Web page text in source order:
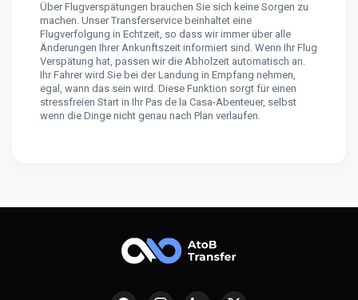
Über Flugverspätungen brauchen Sie sich keine Sorgen zu
machen. Unser Transferservice beinhaltet eine
Flugverfolgung in Echtzeit, so dass wir immer über alle
Änderungen Ihrer Ankunftszeit informiert sind. Wenn Ihr Flug
Verspätung hat, passen wir die Abholzeit automatisch an.
Ihr Fahrer wird Sie bei der Landung in Empfang nehmen,
egal, wann das sein wird. Diese Funktion sorgt für einen
stressfreien Start in Ihr Pas de la Casa-Abenteuer, selbst
wenn die Dinge nicht genau nach Plan verlaufen.